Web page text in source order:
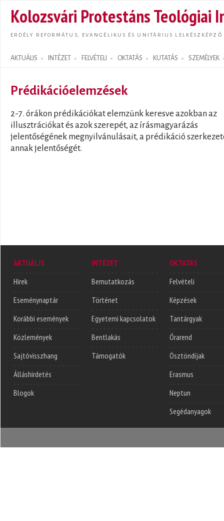
Kolozsvári Protestáns Teológiai
ERDÉLY REFORMÁTUS, EVANGÉLIKUS ÉS UNITÁRIUS LELKÉSZKÉPZŐ
AKTUÁLIS INTÉZET FELVÉTELI OKTATÁS KUTATÁS SZEMÉLYEK
Search form
Prédikációelemzések
2-7. órákon prédikációkat elemzünk keresve azokban az
illusztrációkat és azok szerepét, az írásmagyarázás
jelentőségének megnyilvánulásait, a prédikáció
annak jelentőségét.
AKTUÁLIS
Hírek
Eseménynaptár
Korábbi események
Közlemények
Sajtóvisszhang
Álláshirdetés
Blogok
INTÉZET
Bemutatkozás
Történet
Egyetemi kapcsolatok
Bentlakás
Támogatók
OKTATÁS
Felvételi
Képzések
Tantárgyak
Órarend
Ösztöndíjak
Erasmus
Neptun
Segédanyagok